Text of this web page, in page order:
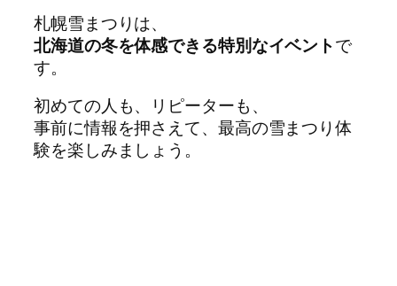
札幌雪まつりは、
北海道の冬を体感できる特別なイベントで
す。
初めての人も、リピーターも、
事前に情報を押さえて、最高の雪まつり体
験を楽しみましょう。